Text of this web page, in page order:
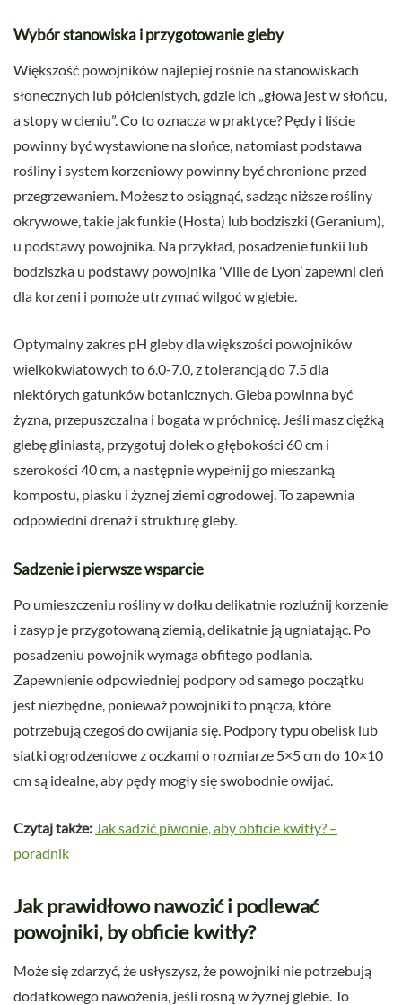
Wybór stanowiska i przygotowanie gleby
Większość powojników najlepiej rośnie na stanowiskach
słonecznych lub półcienistych, gdzie ich „głowa jest w słońcu,
a stopy w cieniu”. Co to oznacza w praktyce? Pędy i liście
powinny być wystawione na słońce, natomiast podstawa
rośliny i system korzeniowy powinny być chronione przed
przegrzewaniem. Możesz to osiągnąć, sadząc niższe rośliny
okrywowe, takie jak funkie (Hosta) lub bodziszki (Geranium),
u podstawy powojnika. Na przykład, posadzenie funkii lub
bodziszka u podstawy powojnika 'Ville de Lyon’ zapewni cień
dla korzeni i pomoże utrzymać wilgoć w glebie.
Optymalny zakres pH gleby dla większości powojników
wielkokwiatowych to 6.0-7.0, z tolerancją do 7.5 dla
niektórych gatunków botanicznych. Gleba powinna być
żyzna, przepuszczalna i bogata w próchnicę. Jeśli masz ciężką
glebę gliniastą, przygotuj dołek o głębokości 60 cm i
szerokości 40 cm, a następnie wypełnij go mieszanką
kompostu, piasku i żyznej ziemi ogrodowej. To zapewnia
odpowiedni drenaż i strukturę gleby.
Sadzenie i pierwsze wsparcie
Po umieszczeniu rośliny w dołku delikatnie rozluźnij korzenie
i zasyp je przygotowaną ziemią, delikatnie ją ugniatając. Po
posadzeniu powojnik wymaga obfitego podlania.
Zapewnienie odpowiedniej podpory od samego początku
jest niezbędne, ponieważ powojniki to pnącza, które
potrzebują czegoś do owijania się. Podpory typu obelisk lub
siatki ogrodzeniowe z oczkami o rozmiarze 5×5 cm do 10×10
cm są idealne, aby pędy mogły się swobodnie owijać.
Czytaj także: Jak sadzić piwonie, aby obficie kwitły? –
poradnik
Jak prawidłowo nawozić i podlewać
powojniki, by obficie kwitły?
Może się zdarzyć, że usłyszysz, że powojniki nie potrzebują
dodatkowego nawożenia, jeśli rosną w żyznej glebie. To